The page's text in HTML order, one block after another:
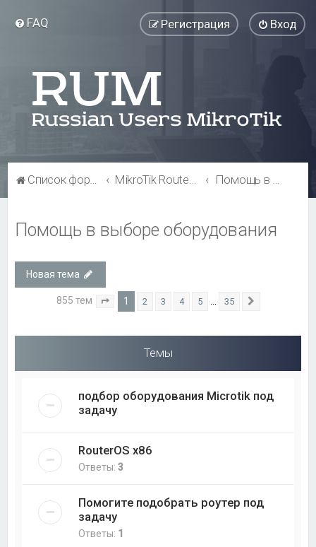
FAQ Вход
Регистрация
Список форумов MikroTik RouterBOARD Помощь в выборе оборудования
Помощь в выборе оборудования
Новая тема
855 тем Страница из 35
1 2 3 4 5 35
Темы
подбор оборудования Microtik под
задачу
RouterOS x86
Ответы:3
Помогите подобрать роутер под
задачу
Ответы: 1